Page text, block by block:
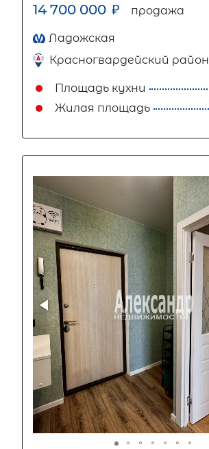
14 700 000 ₽ продажа
Ладожская
Красногвардейский район
Площадь кухни
Жилая площадь